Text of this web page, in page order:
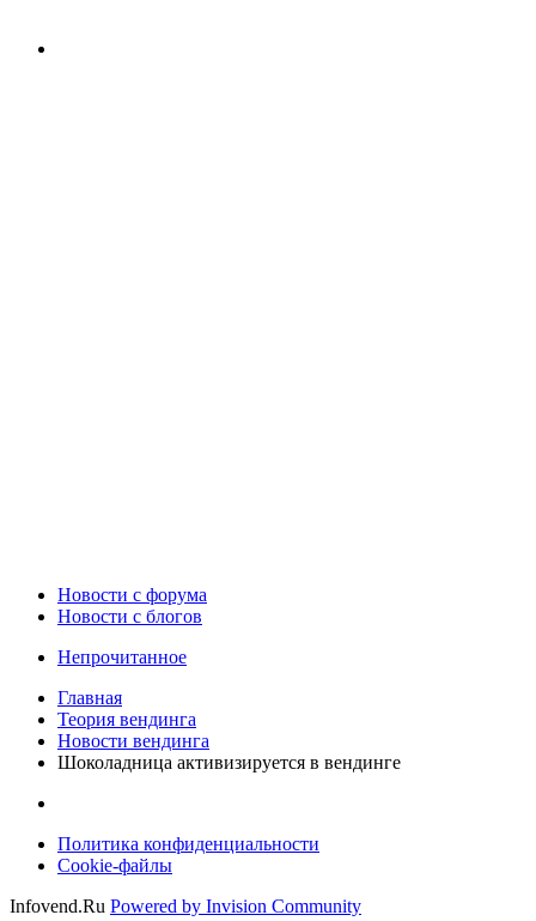
Новости c форума
Новости с блогов
Непрочитанное
Главная
Теория вендинга
Новости вендинга
Шоколадница активизируется в вендинге
Политика конфиденциальности
Cookie-файлы
Infovend.Ru Powered by Invision Community